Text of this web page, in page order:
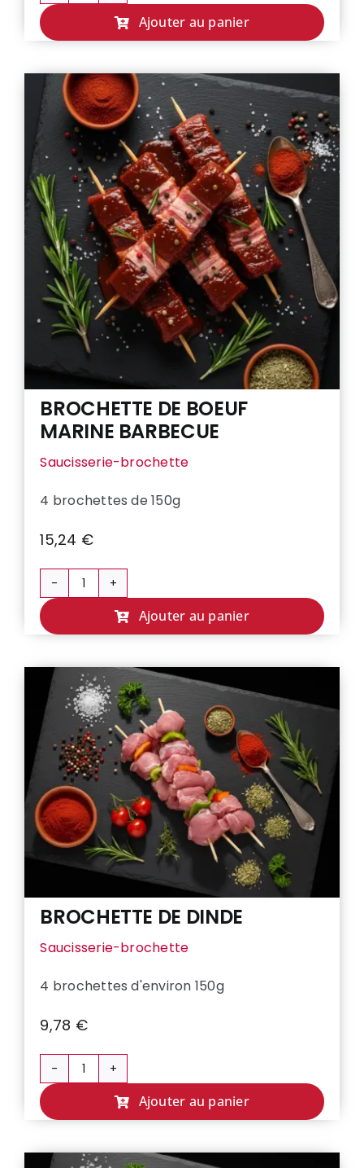
BROCHETTE
BOEUF
Ajouter au panier
BROCHETTE DE BOEUF
MARINE BARBECUE
Saucisserie-brochette
4 brochettes de 150g
15,24 €
quantité
BROCHETTE
BOEUF
MARINE
BARBECUE
Ajouter au panier
BROCHETTE DE DINDE
Saucisserie-brochette
4 brochettes d'environ 150g
9,78 €
quantité
BROCHETTE
DINDE
Ajouter au panier